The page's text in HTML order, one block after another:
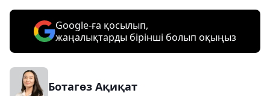
Google-ға қосылып,
жаңалықтарды бірінші болып оқыңыз
Ботагөз Ақиқат